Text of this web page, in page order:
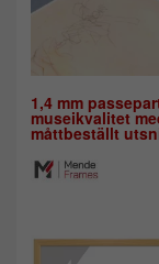
1,4 mm
museikvalitet
måttbeställt